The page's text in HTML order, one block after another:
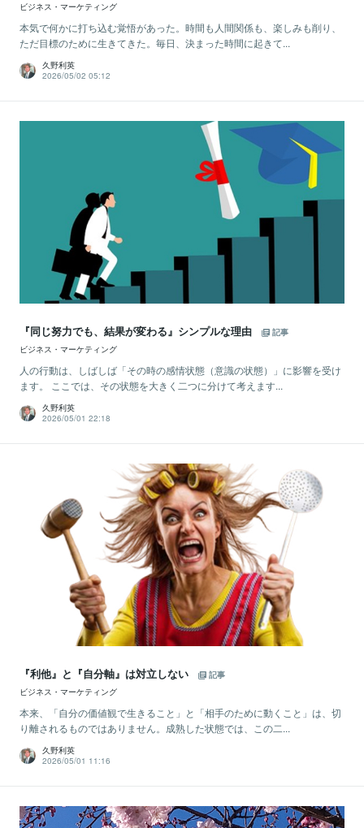
ビジネス・マーケティング
本気で何かに打ち込む覚悟があった。時間も人間関係も、楽しみも削り、
ただ目標のために生きてきた。毎日、決まった時間に起きて...
久野利英
2026/05/02 05:12
『同じ努力でも、結果が変わる』シンプルな理由
記事
ビジネス・マーケティング
人の行動は、しばしば「その時の感情状態（意識の状態）」に影響を受け
ます。 ここでは、その状態を大きく二つに分けて考えます...
久野利英
2026/05/01 22:18
『利他』と『自分軸』は対立しない
記事
ビジネス・マーケティング
本来、「自分の価値観で生きること」と「相手のために動くこと」は、切
り離されるものではありません。成熟した状態では、この二...
久野利英
2026/05/01 11:16